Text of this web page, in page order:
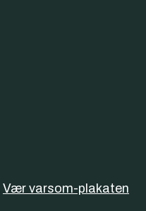
Vær varsom-plakaten